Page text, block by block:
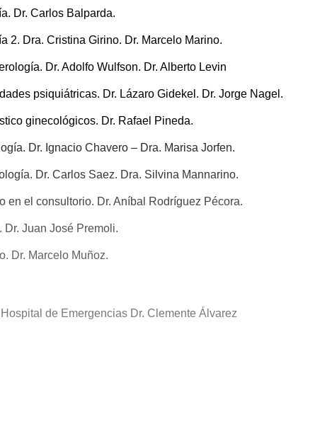
Dr. Carlos Balparda.
2. Dra. Cristina Girino. Dr. Marcelo Marino.
Dr. Adolfo Wulfson. Dr. Alberto Levin
psiquiátricas. Dr. Lázaro Gidekel. Dr. Jorge Nagel.
ginecológicos. Dr. Rafael Pineda.
Dr. Ignacio Chavero – Dra. Marisa Jorfen.
Dr. Carlos Saez. Dra. Silvina Mannarino.
en el consultorio. Dr. Aníbal Rodríguez Pécora.
Juan José Premoli.
Dr. Marcelo Muñoz.
de Emergencias Dr. Clemente Álvarez